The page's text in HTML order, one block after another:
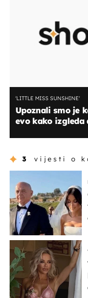
'LITTLE MISS SUNSHINE'
Upoznali smo je
evo kako izgleda
3 vijesti o